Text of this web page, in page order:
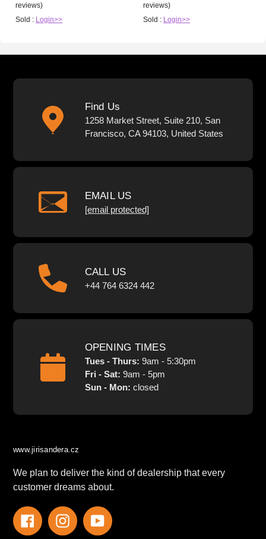
reviews)
Sold : Login>>
reviews)
Sold : Login>>
Find Us
1258 Market Street, Suite 210, San
Francisco, CA 94103, United States
EMAIL US
[email protected]
CALL US
+44 764 6324 442
OPENING TIMES
Tues - Thurs: 9am - 5:30pm
Fri - Sat: 9am - 5pm
Sun - Mon: closed
www.jirisandera.cz
We plan to deliver the kind of dealership that every
customer dreams about.
FacebookInstagramYouTube